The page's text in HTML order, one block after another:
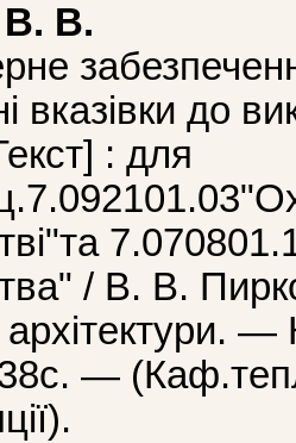
В.
вказівки до
: для
/ В. В.
архітектури.
—